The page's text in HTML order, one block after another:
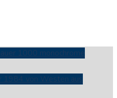
1000 monochrome
1984 von Westen aus